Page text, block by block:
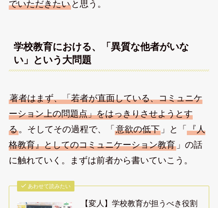
でいただきたいと思う。
学校教育における、「異質な他者がいな
い」という大問題
著者はまず、「若者が直面している、コミュニケ
ーション上の問題点」をはっきりさせようとす
る。そしてその過程で、「 意欲の低下」と「 『人
格教育』としてのコミュニケーション教育」の話
に触れていく。まずは前者から書いていこう。
あわせて読みたい
【変人】学校教育が担うべき役割